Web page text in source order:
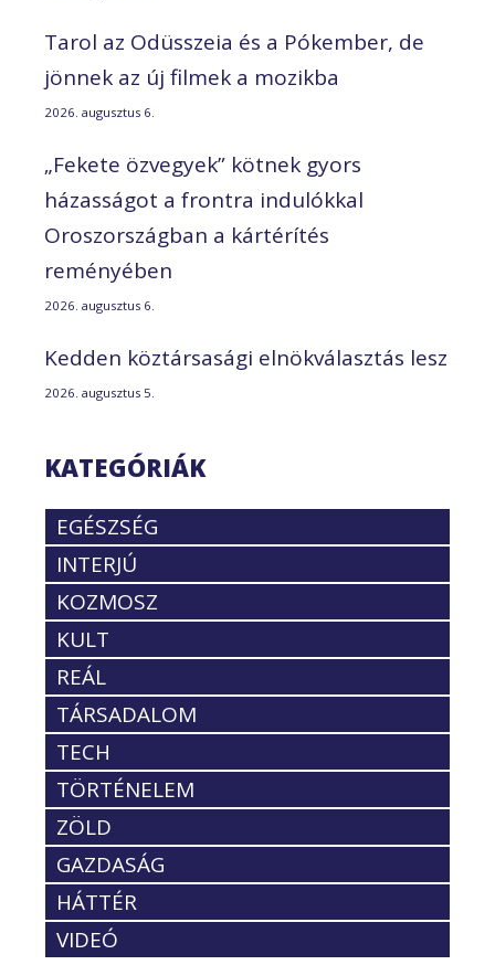
Tarol az Odüsszeia és a Pókember, de
jönnek az új filmek a mozikba
2026. augusztus 6.
„Fekete özvegyek” kötnek gyors
házasságot a frontra indulókkal
Oroszországban a kártérítés
reményében
2026. augusztus 6.
Kedden köztársasági elnökválasztás lesz
2026. augusztus 5.
KATEGÓRIÁK
EGÉSZSÉG
INTERJÚ
KOZMOSZ
KULT
REÁL
TÁRSADALOM
TECH
TÖRTÉNELEM
ZÖLD
GAZDASÁG
HÁTTÉR
VIDEÓ